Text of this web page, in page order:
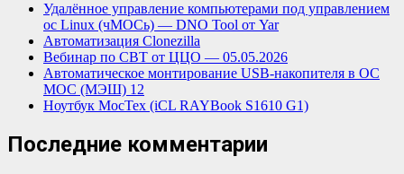
Удалённое управление компьютерами под управлением
ос Linux (чМОСь) — DNO Tool от Yar
Автоматизация Clonezilla
Вебинар по СВТ от ЦЦО — 05.05.2026
Автоматическое монтирование USB-накопителя в ОС
МОС (МЭШ) 12
Ноутбук МосТех (iCL RAYBook S1610 G1)
Последние комментарии